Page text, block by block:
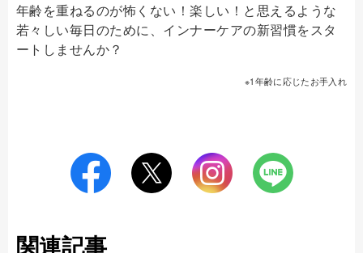
年齢を重ねるのが怖くない！楽しい！と思えるような
若々しい毎日のために、インナーケアの新習慣をスタ
ートしませんか？
※1年齢に応じたお手入れ
関連記事